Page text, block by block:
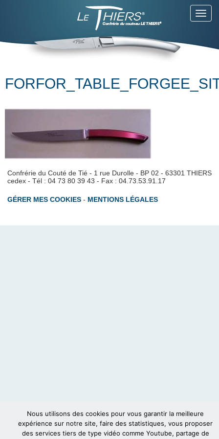
Confrérie du Couté de Tié - 1 rue Durolle - BP 02 - 63301 THIERS
cedex - Tél : 04 73 80 39 43 - Fax : 04.73.53.91.17
GÉRER MES COOKIES - MENTIONS LÉGALES
Nous utilisons des cookies pour vous garantir la meilleure
expérience sur notre site, faire des statistiques, vous proposer
des services tiers de type vidéo comme Youtube, partage de